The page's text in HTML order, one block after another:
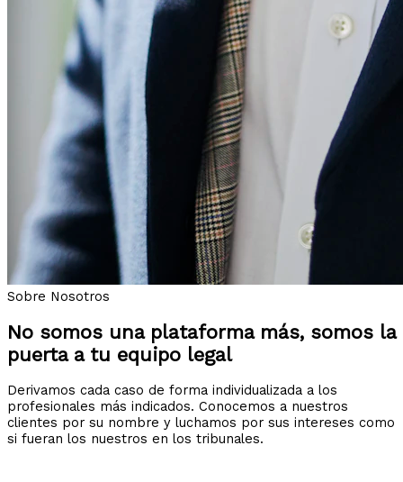
Sobre Nosotros
No somos una plataforma más, somos la
puerta a tu equipo legal
Derivamos cada caso de forma individualizada a los
profesionales más indicados. Conocemos a nuestros
clientes por su nombre y luchamos por sus intereses como
si fueran los nuestros en los tribunales.